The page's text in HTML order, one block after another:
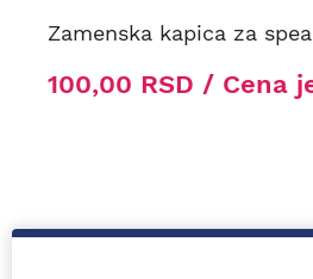
Zamenska kapica za
100,00 RSD / Cena